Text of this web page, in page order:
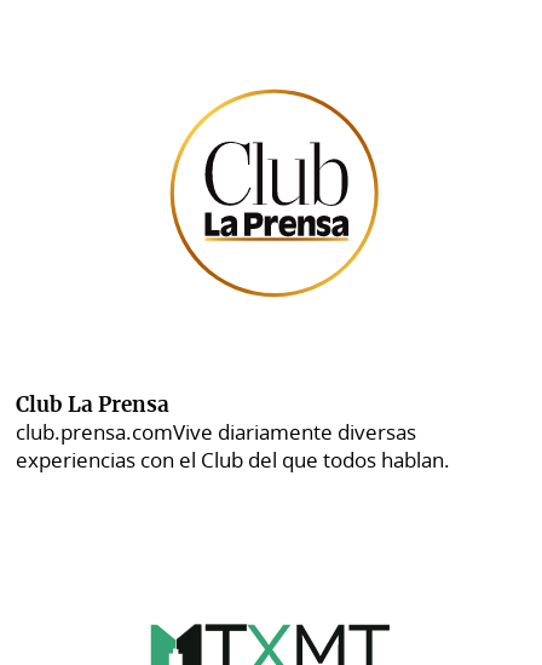
Club La Prensa
club.prensa.comVive diariamente diversas
experiencias con el Club del que todos hablan.